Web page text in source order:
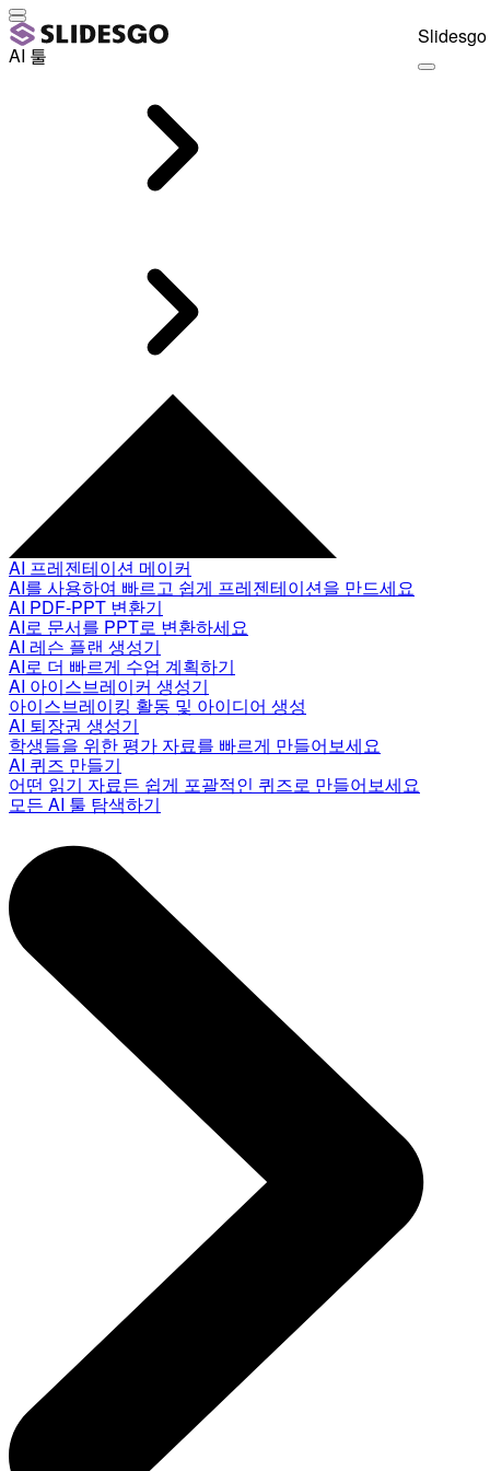
AI 툴
AI 프레젠테이션 메이커
AI를 사용하여 빠르고 쉽게 프레젠테이션을 만드세요
AI PDF-PPT 변환기
AI로 문서를 PPT로 변환하세요
AI 레슨 플랜 생성기
AI로 더 빠르게 수업 계획하기
AI 아이스브레이커 생성기
아이스브레이킹 활동 및 아이디어 생성
AI 퇴장권 생성기
학생들을 위한 평가 자료를 빠르게 만들어보세요
AI 퀴즈 만들기
어떤 읽기 자료든 쉽게 포괄적인 퀴즈로 만들어보세요
모든 AI 툴 탐색하기